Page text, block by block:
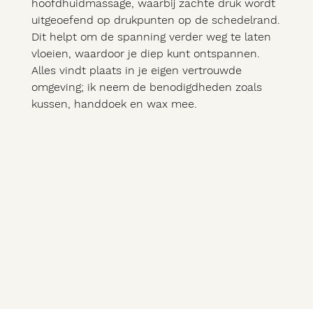
hoofdhuidmassage, waarbij zachte druk wordt
uitgeoefend op drukpunten op de schedelrand.
Dit helpt om de spanning verder weg te laten
vloeien, waardoor je diep kunt ontspannen.
Alles vindt plaats in je eigen vertrouwde
omgeving; ik neem de benodigdheden zoals
kussen, handdoek en wax mee.